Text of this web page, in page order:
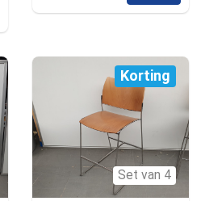
Korting
Set van 4